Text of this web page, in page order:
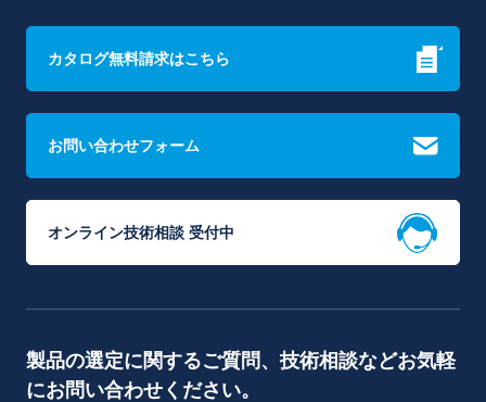
カタログ無料請求はこちら
お問い合わせフォーム
オンライン技術相談 受付中
製品の選定に関するご質問、技術相談などお気軽
にお問い合わせください。